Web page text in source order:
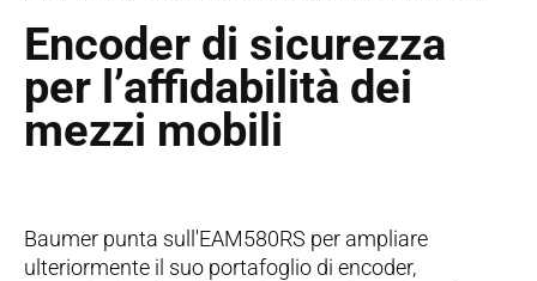
Encoder di sicurezza
per l’affidabilità dei
mezzi mobili
Baumer punta sull'EAM580RS per ampliare
ulteriormente il suo portafoglio di encoder,